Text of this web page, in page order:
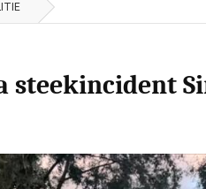
steekincident